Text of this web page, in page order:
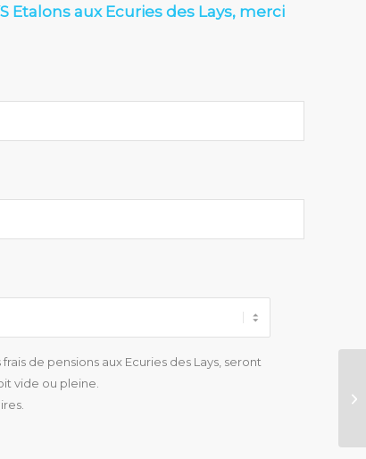
Etalons aux Ecuries des Lays, merci
de pensions aux Ecuries des Lays, seront
vide ou pleine.